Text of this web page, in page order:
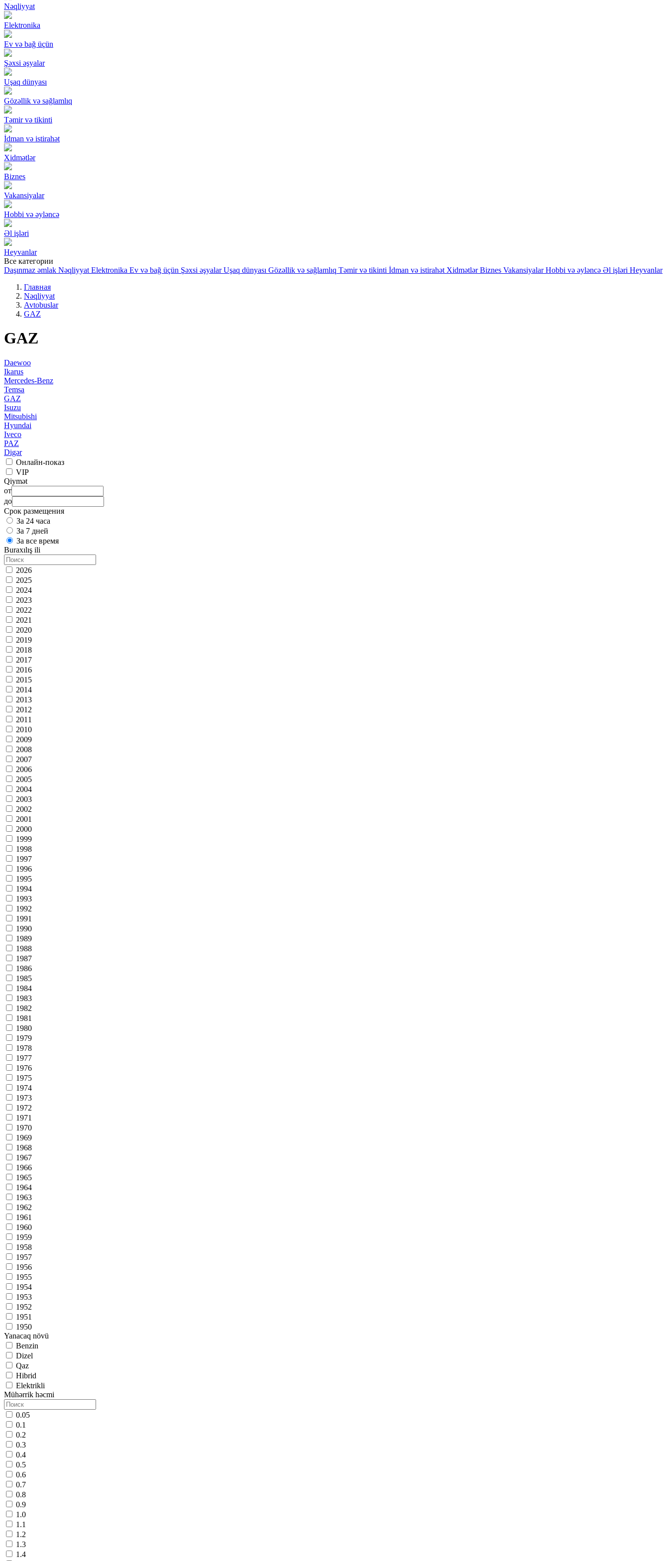
Nəqliyyat
Elektronika
Ev və bağ üçün
Şəxsi əşyalar
Uşaq dünyası
Gözəllik və sağlamlıq
Təmir və tikinti
İdman və istirahət
Xidmətlər
Biznes
Vakansiyalar
Hobbi və əyləncə
Əl işləri
Heyvanlar
Все категории
Daşınmaz əmlak Nəqliyyat Elektronika Ev və bağ üçün Şəxsi əşyalar Uşaq dünyası Gözəllik və sağlamlıq Təmir və tikinti İdman və istirahət Xidmətlər Biznes Vakansiyalar Hobbi və əyləncə Əl işləri Heyvanlar
Главная
Nəqliyyat
Avtobuslar
GAZ
GAZ
Daewoo
Ikarus
Mercedes-Benz
Temsa
GAZ
Isuzu
Mitsubishi
Hyundai
Iveco
PAZ
Digər
Онлайн-показ
VIP
Qiymət
от
до
Срок размещения
За 24 часа
За 7 дней
За все время
Buraxılış ili
2026
2025
2024
2023
2022
2021
2020
2019
2018
2017
2016
2015
2014
2013
2012
2011
2010
2009
2008
2007
2006
2005
2004
2003
2002
2001
2000
1999
1998
1997
1996
1995
1994
1993
1992
1991
1990
1989
1988
1987
1986
1985
1984
1983
1982
1981
1980
1979
1978
1977
1976
1975
1974
1973
1972
1971
1970
1969
1968
1967
1966
1965
1964
1963
1962
1961
1960
1959
1958
1957
1956
1955
1954
1953
1952
1951
1950
Yanacaq növü
Benzin
Dizel
Qaz
Hibrid
Elektrikli
Mühərrik həcmi
0.05
0.1
0.2
0.3
0.4
0.5
0.6
0.7
0.8
0.9
1.0
1.1
1.2
1.3
1.4